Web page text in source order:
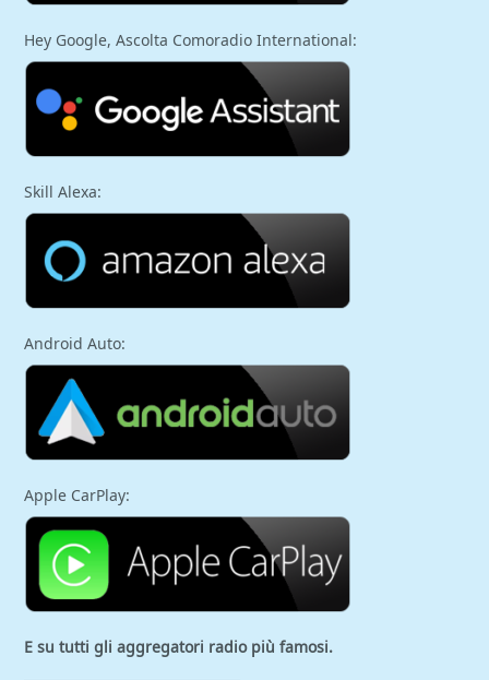
Hey Google, Ascolta Comoradio International:
Skill Alexa:
Android Auto:
Apple CarPlay:
E su tutti gli aggregatori radio più famosi.